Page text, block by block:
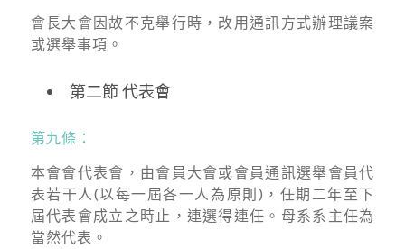
會長大會因故不克舉行時，改用通訊方式辦理議案
或選舉事項。
第二節 代表會
第九條：
本會會代表會，由會員大會或會員通訊選舉會員代
表若干人(以每一屆各一人為原則)，任期二年至下
屆代表會成立之時止，連選得連任。母系系主任為
當然代表。